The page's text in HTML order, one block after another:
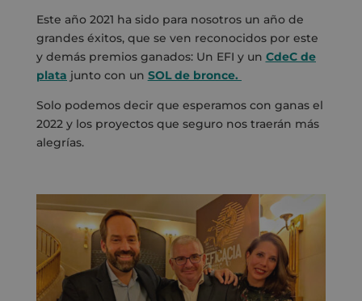
Este año 2021 ha sido para nosotros un año de
grandes éxitos, que se ven reconocidos por este
y demás premios ganados: Un EFI y un CdeC de
plata junto con un SOL de bronce.
Solo podemos decir que esperamos con ganas el
2022 y los proyectos que seguro nos traerán más
alegrías.